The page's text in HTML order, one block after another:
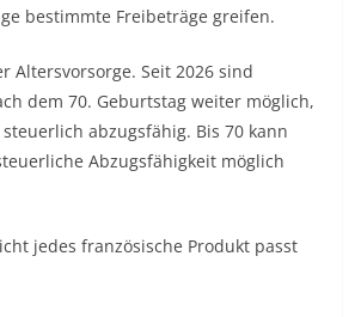
bestimmte Freibeträge greifen.
Altersvorsorge. Seit 2026 sind
dem 70. Geburtstag weiter möglich,
abzugsfähig. Bis 70 kann
Abzugsfähigkeit möglich
jedes französische Produkt passt